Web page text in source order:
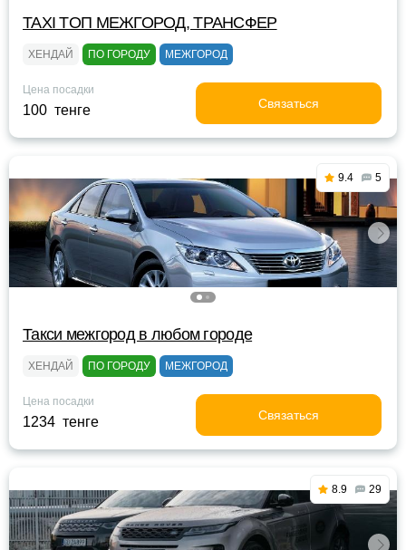
TAXI TOП МЕЖГОРОД, ТРАНСФЕР
ХЕНДАЙ ПО ГОРОДУ МЕЖГОРОД
Цена посадки
100 тенге Связаться
9.4 5
Такси межгород в любом городе
ХЕНДАЙ ПО ГОРОДУ МЕЖГОРОД
Цена посадки
1234 тенге Связаться
8.9 29